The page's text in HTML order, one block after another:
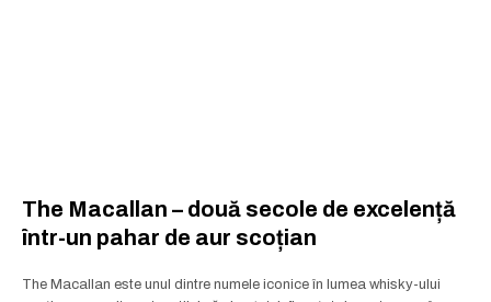
The Macallan – două secole de excelență
într-un pahar de aur scoțian
The Macallan este unul dintre numele iconice în lumea whisky-ului